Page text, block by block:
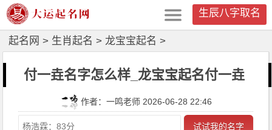
生辰八字取名
起名网 > 生肖起名 > 龙宝宝起名 >
付一垚名字怎么样_龙宝宝起名付一垚
作者：一鸣老师 2026-06-28 22:46
试试我的名字